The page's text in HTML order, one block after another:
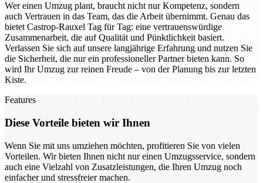
Wer einen Umzug plant, braucht nicht nur Kompetenz, sondern
auch Vertrauen in das Team, das die Arbeit übernimmt. Genau das
bietet Castrop-Rauxel Tag für Tag: eine vertrauenswürdige
Zusammenarbeit, die auf Qualität und Pünktlichkeit basiert.
Verlassen Sie sich auf unsere langjährige Erfahrung und nutzen Sie
die Sicherheit, die nur ein professioneller Partner bieten kann. So
wird Ihr Umzug zur reinen Freude – von der Planung bis zur letzten
Kiste.
Features
Diese Vorteile bieten wir Ihnen
Wenn Sie mit uns umziehen möchten, profitieren Sie von vielen
Vorteilen. Wir bieten Ihnen nicht nur einen Umzugsservice, sondern
auch eine Vielzahl von Zusatzleistungen, die Ihren Umzug noch
einfacher und stressfreier machen.